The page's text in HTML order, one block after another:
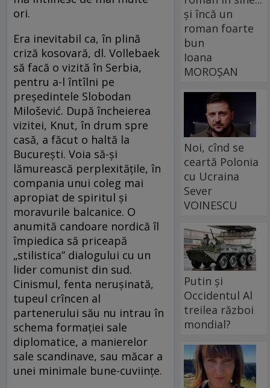
ori.
Era inevitabil ca, în plină
criză kosovară, dl. Vollebaek
să facă o vizită în Serbia,
pentru a-l întîlni pe
preşedintele Slobodan
Milošević. După încheierea
vizitei, Knut, în drum spre
casă, a făcut o haltă la
Bucureşti. Voia să-şi
lămurească perplexităţile, în
compania unui coleg mai
apropiat de spiritul şi
moravurile balcanice. O
anumită candoare nordică îl
împiedica să priceapă
„stilistica” dialogului cu un
lider comunist din sud.
Cinismul, fenta neruşinată,
tupeul crîncen al
partenerului său nu intrau în
schema formaţiei sale
diplomatice, a manierelor
sale scandinave, sau măcar a
unei minimale bune-cuviinţe.
și încă un
roman foarte
bun
Ioana
MOROȘAN
Noi, cînd se
ceartă Polonia
cu Ucraina
Sever
VOINESCU
Putin și
Occidentul Al
treilea război
mondial?